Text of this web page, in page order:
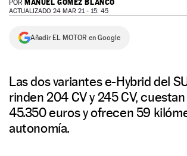
NEWSLETTER
POR MANUEL GÓMEZ BLANCO
ACTUALIZADO 24 MAR 21 - 15: 45
Añadir EL MOTOR en Google
Las dos variantes e-Hybrid del
rinden 204 CV y 245 CV,
45.350 euros y ofrecen 59
autonomía.